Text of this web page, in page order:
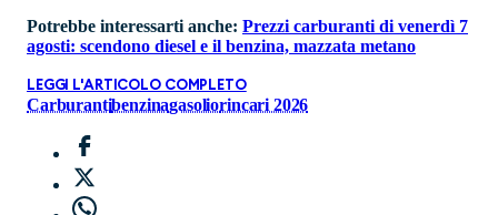
Potrebbe interessarti anche: Prezzi carburanti di venerdì 7
agosti: scendono diesel e il benzina, mazzata metano
LEGGI L'ARTICOLO COMPLETO
Carburantibenzinagasoliorincari 2026